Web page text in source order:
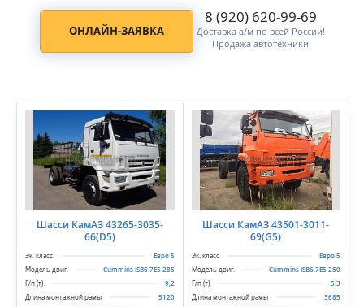
СЕРВИС И ГАРАНТИЙНЫЕ ОБЯЗАТЕЛЬСТВА
ЗАПАСНЫЕ ЧАСТИ
ФИНАНСОВЫЙ СЕРВИС
ФОТОГАЛЕРЕЯ
КОНТАКТНАЯ ИНФОРМАЦИЯ
ОНЛАЙН-ЗАЯВКА
8 (920) 620-99-69
Доставка а/м по всей России!
Продажа автотехники
Шасси КамАЗ 43265-3035-
66(D5)
Евро 5
Cummins ISB6.7E5 285
9,2
5120
Шасси КамАЗ 43501-3011-
69(G5)
Евро 5
Cummins ISB6.7E5 250
5.3
3685